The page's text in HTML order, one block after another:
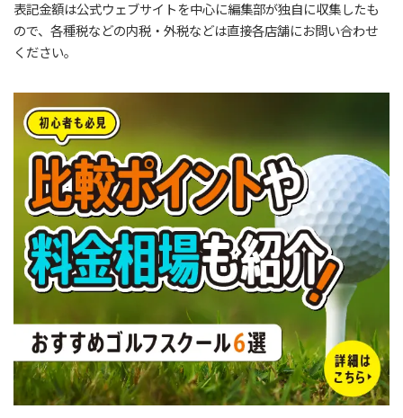
表記金額は公式ウェブサイトを中心に編集部が独自に収集したも
ので、各種税などの内税・外税などは直接各店舗にお問い合わせ
ください。